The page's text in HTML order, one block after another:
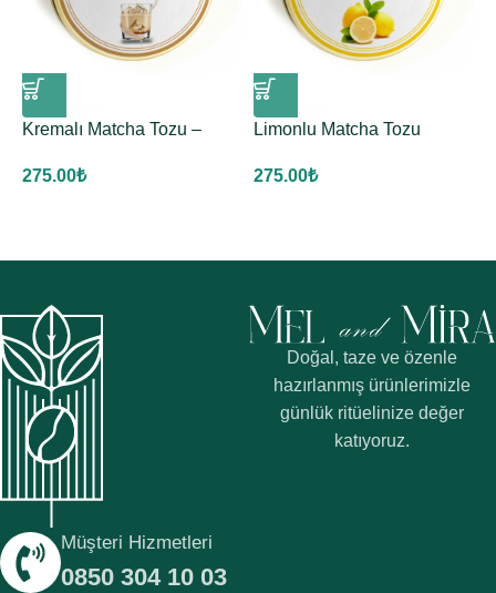
Kremalı Matcha Tozu –
275.00₺
Limonlu Matcha Tozu
275.00₺
Doğal, taze ve özenle
hazırlanmış ürünlerimizle
günlük ritüelinize değer
katıyoruz.
Müşteri Hizmetleri
0850 304 10 03